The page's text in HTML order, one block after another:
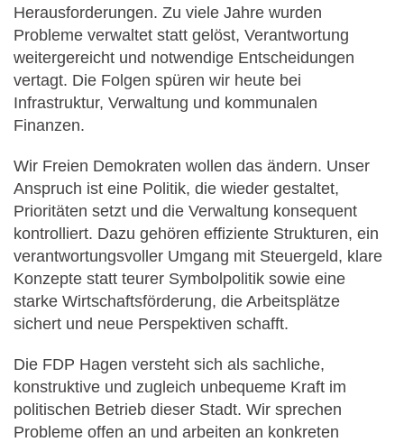
Herausforderungen. Zu viele Jahre wurden
Probleme verwaltet statt gelöst, Verantwortung
weitergereicht und notwendige Entscheidungen
vertagt. Die Folgen spüren wir heute bei
Infrastruktur, Verwaltung und kommunalen
Finanzen.
Wir Freien Demokraten wollen das ändern. Unser
Anspruch ist eine Politik, die wieder gestaltet,
Prioritäten setzt und die Verwaltung konsequent
kontrolliert. Dazu gehören effiziente Strukturen, ein
verantwortungsvoller Umgang mit Steuergeld, klare
Konzepte statt teurer Symbolpolitik sowie eine
starke Wirtschaftsförderung, die Arbeitsplätze
sichert und neue Perspektiven schafft.
Die FDP Hagen versteht sich als sachliche,
konstruktive und zugleich unbequeme Kraft im
politischen Betrieb dieser Stadt. Wir sprechen
Probleme offen an und arbeiten an konkreten